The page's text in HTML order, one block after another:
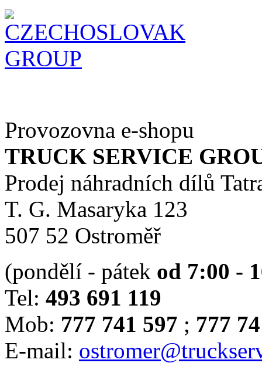
Provozovna e-shopu
TRUCK SERVICE
Prodej náhradních dílů
T. G. Masaryka 123
507 52 Ostroměř
(pondělí - pátek od 7:00 -
Tel: 493 691 119
Mob: 777 741 597 ; 777
E-mail: